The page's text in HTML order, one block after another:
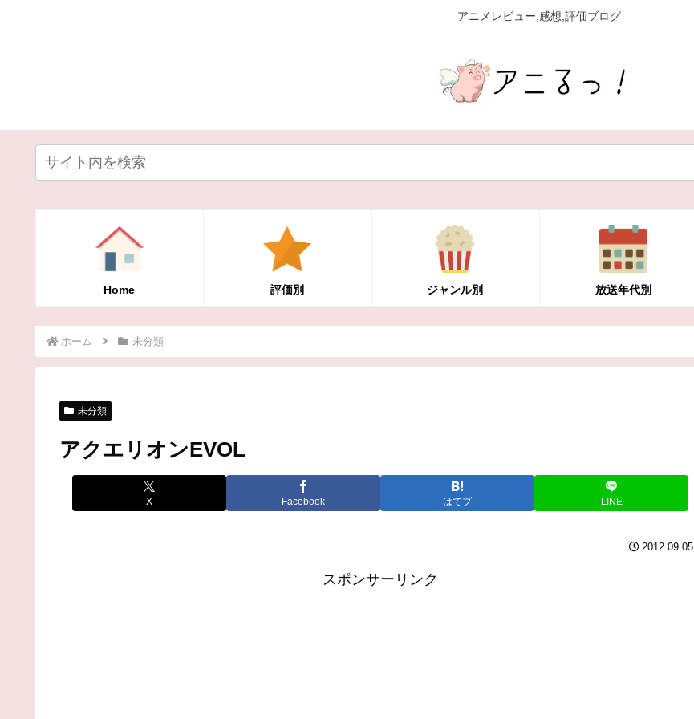
アニメレビュー,感想,評価ブログ
Home 評価別 ジャンル別 放送年代別
ホーム 未分類
未分類
アクエリオンEVOL
X Facebook はてブ LINE
2012.09.05
スポンサーリンク